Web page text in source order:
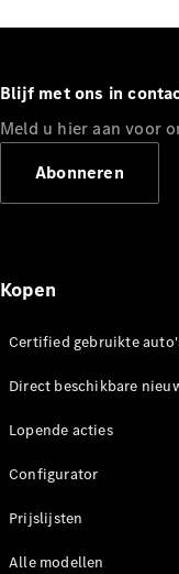
mobiliteit
Benz
Werken bij
Benz
een
Mercedes-
Benz dealer
Support en
Blijf met ons in
Meld u hier aan voor
Abonneren
Kopen
Certified gebruikte
Direct beschikbare
Lopende acties
Configurator
Prijslijsten
Alle modellen